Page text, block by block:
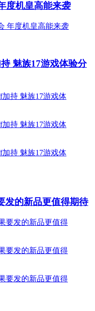
度机皇高能来袭
魅族17游戏体验分
发的新品更值得期待